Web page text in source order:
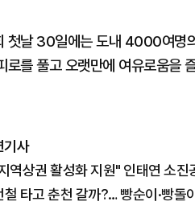
첫날 30일에는 도내 4000여명
로를 풀고 오랫만에 여유로움을
기사
역상권 활성화 지원" 인태연 소진
철 타고 춘천 갈까?… 빵순이·빵돌